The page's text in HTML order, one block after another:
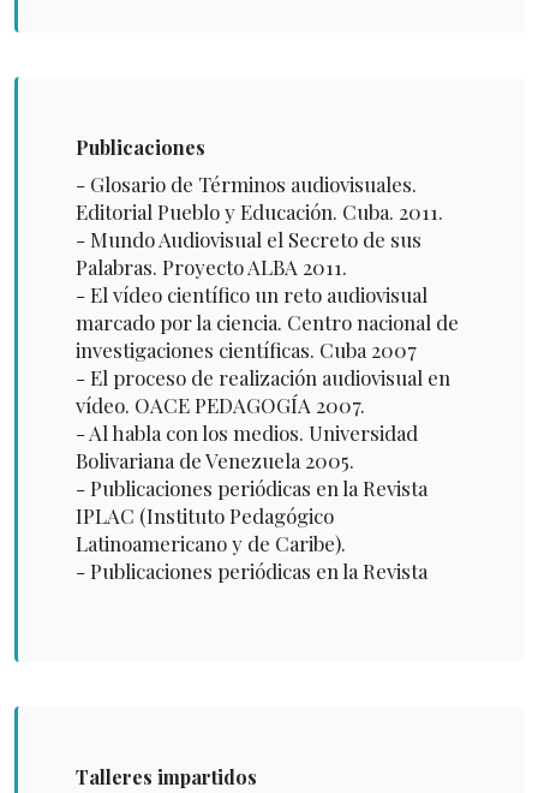
Publicaciones
- Glosario de Términos audiovisuales.
Editorial Pueblo y Educación. Cuba. 2011.
- Mundo Audiovisual el Secreto de sus
Palabras. Proyecto ALBA 2011.
- El vídeo científico un reto audiovisual
marcado por la ciencia. Centro nacional de
investigaciones científicas. Cuba 2007
- El proceso de realización audiovisual en
vídeo. OACE PEDAGOGÍA 2007.
- Al habla con los medios. Universidad
Bolivariana de Venezuela 2005.
- Publicaciones periódicas en la Revista
IPLAC (Instituto Pedagógico
Latinoamericano y de Caribe).
- Publicaciones periódicas en la Revista
Talleres impartidos